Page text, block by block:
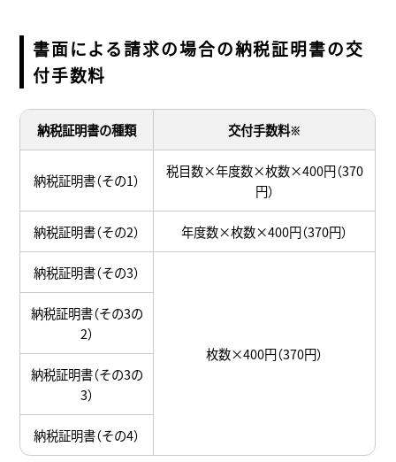
書面による請求の場合の納税証明書の交
付手数料
納税証明書の種類 交付手数料※
納税証明書（その1）
税目数×年度数×枚数×400円（370
円）
納税証明書（その2） 年度数×枚数×400円（370円）
納税証明書（その3）
枚数×400円（370円）
納税証明書（その3の
2）
納税証明書（その3の
3）
納税証明書（その4）